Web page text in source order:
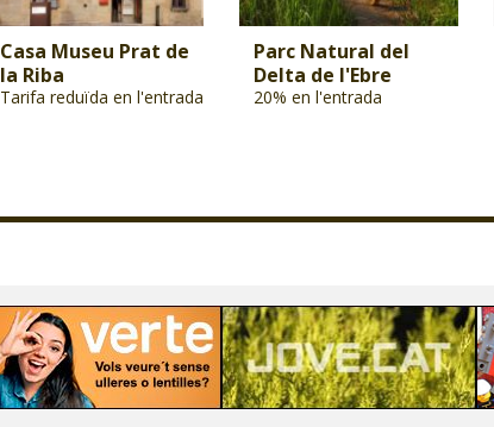
Casa Museu Prat de
la Riba
Tarifa reduïda en l'entrada
Parc Natural del
Delta de l'Ebre
20% en l'entrada